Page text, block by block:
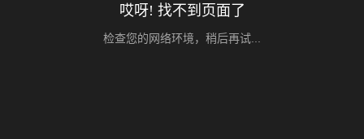
哎呀! 找不到页面了
检查您的网络环境，稍后再试...